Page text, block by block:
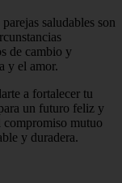
saludables son
de cambio y
y el amor.
a fortalecer tu
un futuro feliz y
compromiso mutuo
y duradera.